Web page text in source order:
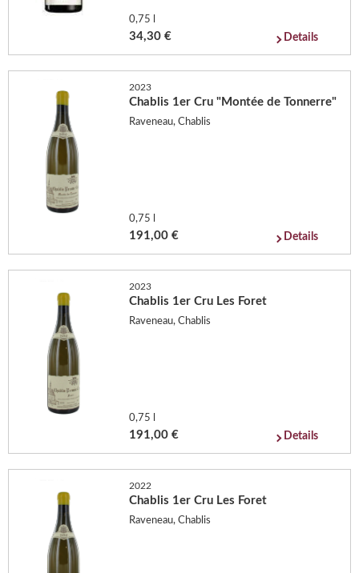
0,75 l
34,30 € Details
2023
Chablis 1er Cru "Montée de Tonnerre"
Raveneau, Chablis
0,75 l
191,00 € Details
2023
Chablis 1er Cru Les Foret
Raveneau, Chablis
0,75 l
191,00 € Details
2022
Chablis 1er Cru Les Foret
Raveneau, Chablis